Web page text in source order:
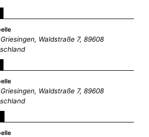
Waldstraße 7, 89608
Waldstraße 7, 89608